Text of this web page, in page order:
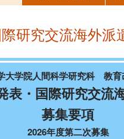
研究交流海外派
大学院人間科学研究科 教育
表・国際研究交流
募集要項
2026年度第二次募集